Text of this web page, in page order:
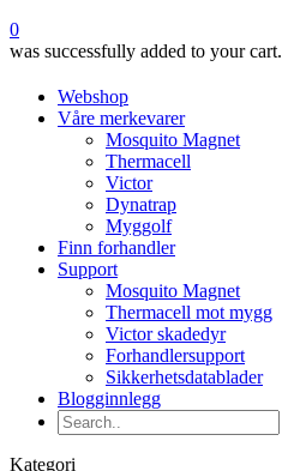
0
was successfully added to your cart.
Webshop
Våre merkevarer
Mosquito Magnet
Thermacell
Victor
Dynatrap
Myggolf
Finn forhandler
Support
Mosquito Magnet
Thermacell mot mygg
Victor skadedyr
Forhandlersupport
Sikkerhetsdatablader
Blogginnlegg
Kategori